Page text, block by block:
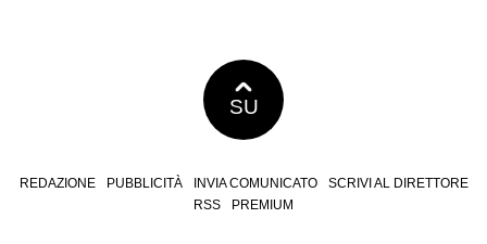
SU
REDAZIONE PUBBLICITÀ INVIA COMUNICATO
SCRIVI AL DIRETTORE
RSS
PREMIUM